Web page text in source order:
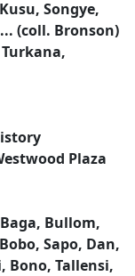
Songye,
(coll. Bronson)
Plaza
Bullom,
Sapo, Dan,
Bono, Tallensi,